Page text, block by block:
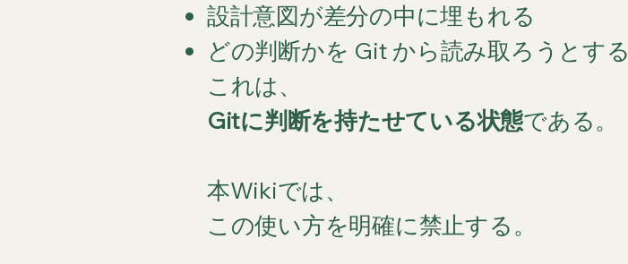
設計意図が差分の中に埋もれる
どの判断かを Git から読み取ろうとする
これは、
Gitに判断を持たせている状態である。
本Wikiでは、
この使い方を明確に禁止する。